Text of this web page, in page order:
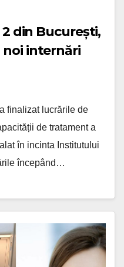
din București,
internări
finalizat lucrările de
de tratament a
în incinta Institutului
începând…